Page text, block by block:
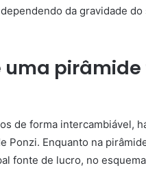
da gravidade
de forma intercambiável,
Ponzi. Enquanto na
fonte de lucro, no